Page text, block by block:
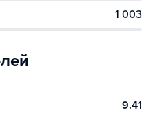
1 003
9.41